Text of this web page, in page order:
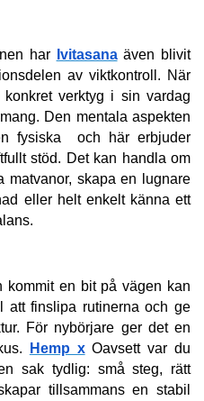
har Ivitasana även blivit
av viktkontroll. När
verktyg i sin vardag
Den mentala aspekten
stöd. Det kan handla om
matvanor, skapa en lugnare
eller helt enkelt känna ett
finslipa rutinerna och ge
För nybörjare ger det en
Hemp x Oavsett var du
sak tydlig: små steg, rätt
tillsammans en stabil